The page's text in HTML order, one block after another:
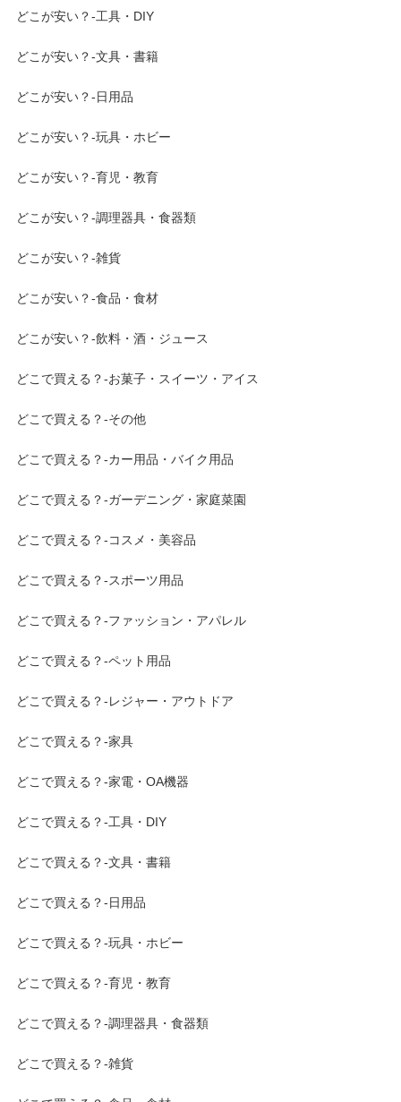
どこが安い？-工具・DIY
どこが安い？-文具・書籍
どこが安い？-日用品
どこが安い？-玩具・ホビー
どこが安い？-育児・教育
どこが安い？-調理器具・食器類
どこが安い？-雑貨
どこが安い？-食品・食材
どこが安い？-飲料・酒・ジュース
どこで買える？-お菓子・スイーツ・アイス
どこで買える？-その他
どこで買える？-カー用品・バイク用品
どこで買える？-ガーデニング・家庭菜園
どこで買える？-コスメ・美容品
どこで買える？-スポーツ用品
どこで買える？-ファッション・アパレル
どこで買える？-ペット用品
どこで買える？-レジャー・アウトドア
どこで買える？-家具
どこで買える？-家電・OA機器
どこで買える？-工具・DIY
どこで買える？-文具・書籍
どこで買える？-日用品
どこで買える？-玩具・ホビー
どこで買える？-育児・教育
どこで買える？-調理器具・食器類
どこで買える？-雑貨